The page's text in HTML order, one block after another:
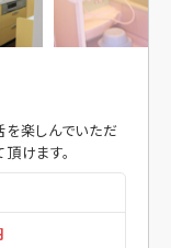
楽しんでいただ
けます。